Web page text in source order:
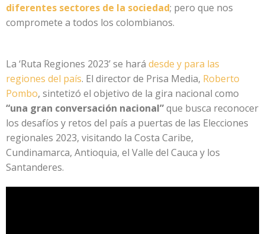
diferentes sectores de la sociedad; pero que nos
compromete a todos los colombianos.
La ‘Ruta Regiones 2023’ se hará desde y para las
regiones del país. El director de Prisa Media, Roberto
Pombo, sintetizó el objetivo de la gira nacional como
“una gran conversación nacional”que busca reconocer
los desafíos y retos del país a puertas de las Elecciones
regionales 2023, visitando la Costa Caribe,
Cundinamarca, Antioquia, el Valle del Cauca y los
Santanderes.